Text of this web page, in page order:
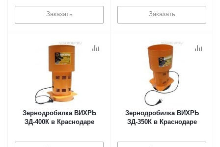
Заказать Заказать
Зернодробилка ВИХРЬ
ЗД-400К в Краснодаре
Зернодробилка ВИХРЬ
ЗД-350К в Краснодаре